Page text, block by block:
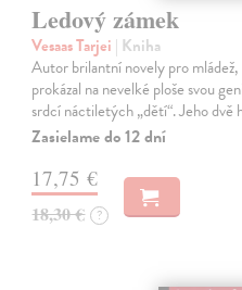
Ledový zámek
Vesaas Tarjei | Kniha
Autor brilantní novely pro mládež,
prokázal na nevelké ploše svou
srdcí náctiletých „dětí“. Jeho dvě
Zasielame do 12 dní
17,75 €
18,30 € ?